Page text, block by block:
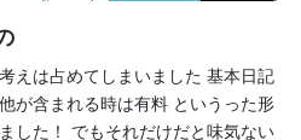
えは占めてしまいました 基本日記
が含まれる時は有料 というった形
した！ でもそれだけだと味気ない